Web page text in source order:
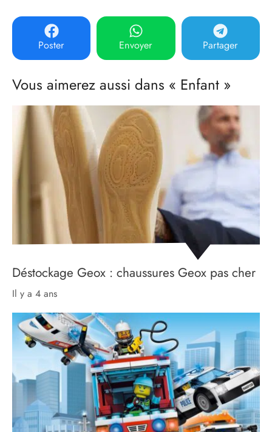
Poster Envoyer Partager
Vous aimerez aussi dans « Enfant »
Déstockage Geox : chaussures Geox pas cher
il y a 4 ans